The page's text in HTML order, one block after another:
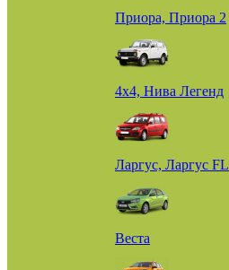
Приора, Приора 2
4х4, Нива Легенд
Ларгус, Ларгус FL
Веста